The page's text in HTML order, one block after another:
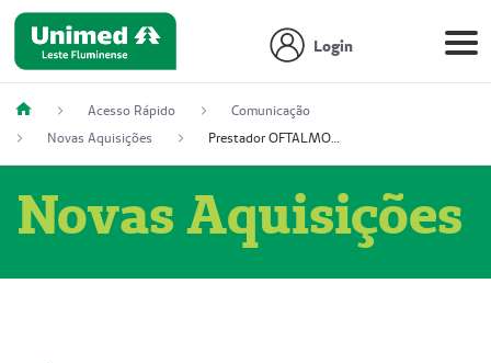
Login
Acesso Rápido
Comunicação
Novas Aquisições
Prestador OFTALMOCLÍNICA SÃO GONÇALO (55004164-2)
Novas Aquisições